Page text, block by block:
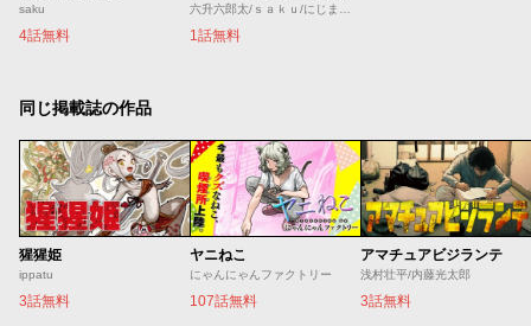
saku
4話無料 1話無料
同じ掲載誌の作品
猩猩姫
ippatu
3話無料
ヤニねこ
にゃんにゃんファクトリー
107話無料
アマチュアビジランテ
浅村壮平/内藤光太郎
3話無料